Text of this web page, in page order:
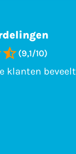
(9,1/10)
klanten beveelt